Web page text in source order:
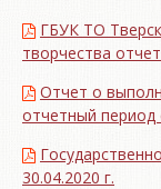
ГБУК ТО
творчества
Отчет о
отчетный период
30.04.2020 г.